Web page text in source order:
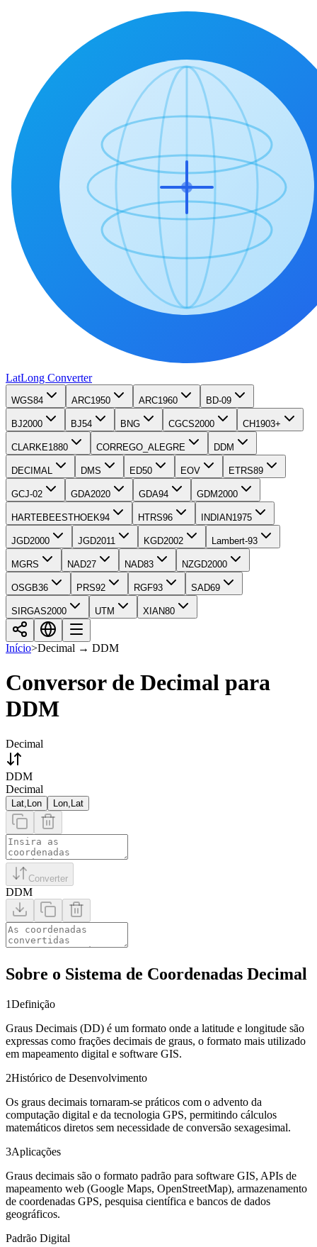
LatLong Converter
WGS84 ARC1950 ARC1960 BD-09
BJ2000 BJ54 BNG CGCS2000 CH1903+
CLARKE1880 CORREGO_ALEGRE DDM
DECIMAL DMS ED50 EOV ETRS89
GCJ-02 GDA2020 GDA94 GDM2000
HARTEBEESTHOEK94 HTRS96 INDIAN1975
JGD2000 JGD2011 KGD2002 Lambert-93
MGRS NAD27 NAD83 NZGD2000
OSGB36 PRS92 RGF93 SAD69
SIRGAS2000 UTM XIAN80
Início>Decimal → DDM
Conversor de Decimal para
DDM
Decimal
DDM
Decimal
Lat,Lon Lon,Lat
Converter
DDM
Sobre o Sistema de Coordenadas Decimal
1Definição
Graus Decimais (DD) é um formato onde a latitude e longitude são
expressas como frações decimais de graus, o formato mais utilizado
em mapeamento digital e software GIS.
2Histórico de Desenvolvimento
Os graus decimais tornaram-se práticos com o advento da
computação digital e da tecnologia GPS, permitindo cálculos
matemáticos diretos sem necessidade de conversão sexagesimal.
3Aplicações
Graus decimais são o formato padrão para software GIS, APIs de
mapeamento web (Google Maps, OpenStreetMap), armazenamento
de coordenadas GPS, pesquisa científica e bancos de dados
geográficos.
Padrão Digital